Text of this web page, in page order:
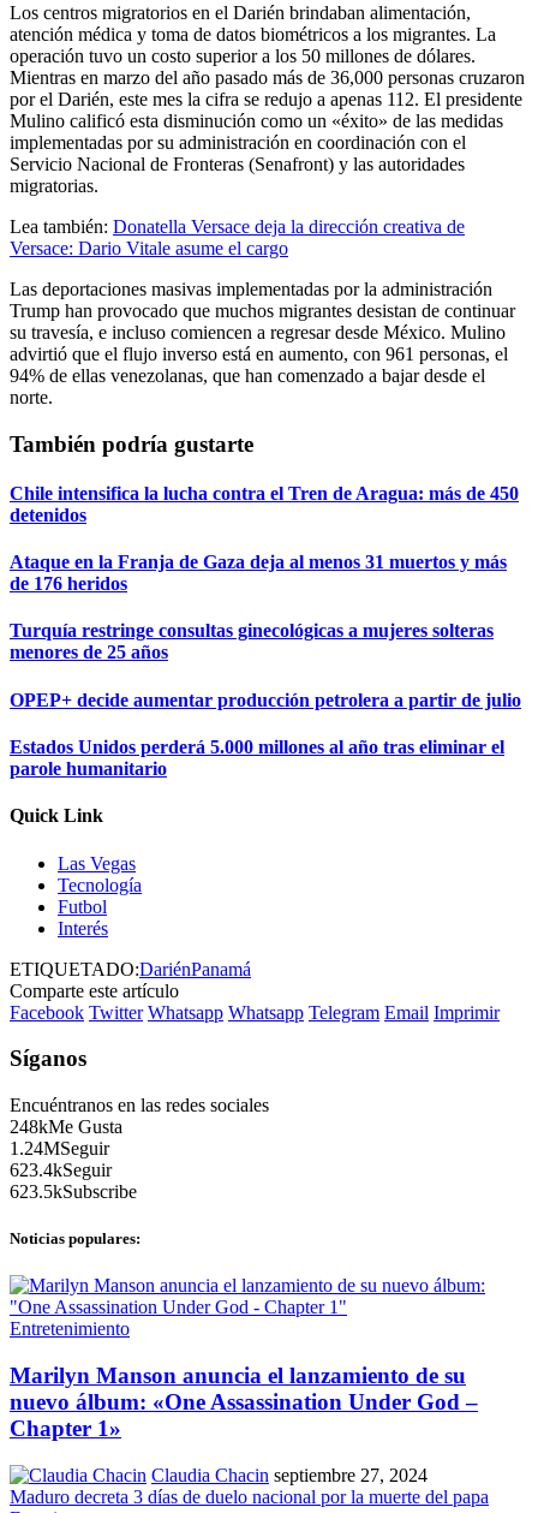
Los centros migratorios en el Darién brindaban alimentación,
atención médica y toma de datos biométricos a los migrantes. La
operación tuvo un costo superior a los 50 millones de dólares.
Mientras en marzo del año pasado más de 36,000 personas cruzaron
por el Darién, este mes la cifra se redujo a apenas 112. El presidente
Mulino calificó esta disminución como un «éxito» de las medidas
implementadas por su administración en coordinación con el
Servicio Nacional de Fronteras (Senafront) y las autoridades
migratorias.
Lea también: Donatella Versace deja la dirección creativa de
Versace: Dario Vitale asume el cargo
Las deportaciones masivas implementadas por la administración
Trump han provocado que muchos migrantes desistan de continuar
su travesía, e incluso comiencen a regresar desde México. Mulino
advirtió que el flujo inverso está en aumento, con 961 personas, el
94% de ellas venezolanas, que han comenzado a bajar desde el
norte.
También podría gustarte
Chile intensifica la lucha contra el Tren de Aragua: más de 450
detenidos
Ataque en la Franja de Gaza deja al menos 31 muertos y más
de 176 heridos
Turquía restringe consultas ginecológicas a mujeres solteras
menores de 25 años
OPEP+ decide aumentar producción petrolera a partir de julio
Estados Unidos perderá 5.000 millones al año tras eliminar el
parole humanitario
Quick Link
Las Vegas
Tecnología
Futbol
Interés
ETIQUETADO:DariénPanamá
Comparte este artículo
Facebook Twitter Whatsapp Whatsapp Telegram Email Imprimir
Síganos
Encuéntranos en las redes sociales
248kMe Gusta
1.24MSeguir
623.4kSeguir
623.5kSubscribe
Noticias populares:
Entretenimiento
Marilyn Manson anuncia el lanzamiento de su
nuevo álbum: «One Assassination Under God –
Chapter 1»
Claudia Chacin septiembre 27, 2024
Maduro decreta 3 días de duelo nacional por la muerte del papa